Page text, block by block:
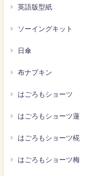
英語版型紙
ソーイングキット
日傘
布ナプキン
はごろもショーツ
はごろもショーツ蓮
はごろもショーツ椛
はごろもショーツ梅